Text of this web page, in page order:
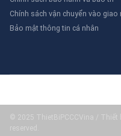
Chính sách vận chuyển vào giao
Bảo mật thông tin cá nhân
© 2025 ThietBiPCCCVina / Thiết
reserved.